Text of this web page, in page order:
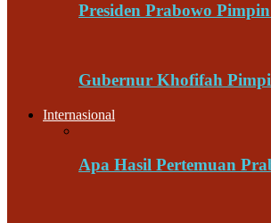
Presiden Prabowo
Gubernur Khofifah
Internasional
Apa Hasil Pertemuan